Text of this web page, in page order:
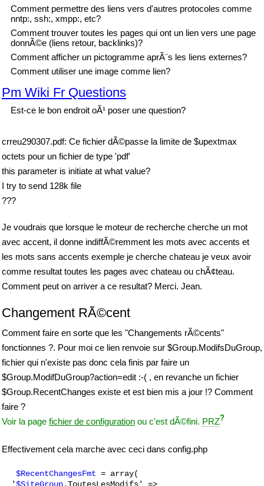
Comment permettre des liens vers d'autres protocoles comme
nntp:, ssh:, xmpp:, etc?
Comment trouver toutes les pages qui ont un lien vers une page
donnÃ©e (liens retour, backlinks)?
Comment afficher un pictogramme aprÃ¨s les liens externes?
Comment utiliser une image comme lien?
Pm Wiki Fr Questions
Est-ce le bon endroit oÃ¹ poser une question?
crreu290307.pdf: Ce fichier dÃ©passe la limite de $upextmax
octets pour un fichier de type 'pdf'
this parameter is initiate at what value?
I try to send 128k file
???
Je voudrais que lorsque le moteur de recherche cherche un mot
avec accent, il donne indiffÃ©remment les mots avec accents et
les mots sans accents exemple je cherche chateau je veux avoir
comme resultat toutes les pages avec chateau ou chÃ¢teau.
Comment peut on arriver a ce resultat? Merci. Jean.
Changement RÃ©cent
Comment faire en sorte que les "Changements rÃ©cents"
fonctionnes ?. Pour moi ce lien renvoie sur $Group.ModifsDuGroup,
fichier qui n'existe pas donc cela finis par faire un
$Group.ModifDuGroup?action=edit :-( , en revanche un fichier
$Group.RecentChanges existe et est bien mis a jour !? Comment
faire ?
Voir la page fichier de configuration ou c'est dÃ©fini. PRZ?
Effectivement cela marche avec ceci dans config.php
$RecentChangesFmt = array(
  '
$SiteGroup.ToutesLesModifs' =>